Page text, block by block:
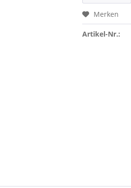
Merken
Artikel-Nr.: